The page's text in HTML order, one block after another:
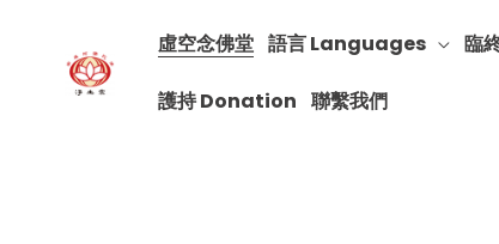
虛空念佛堂 語言 Languages 臨
護持 Donation 聯繫我們